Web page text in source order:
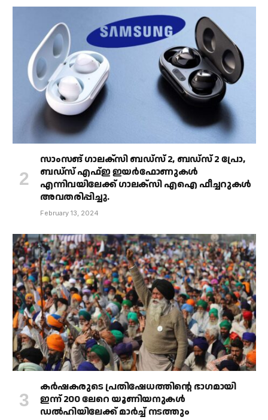
സാംസങ് ഗാലക്‌സി ബഡ്‌സ് 2, ബഡ്‌സ് 2 പ്രോ,
ബഡ്‌സ് എഫ്ഇ ഇയർഫോണുകൾ
എന്നിവയിലേക്ക് ഗാലക്‌സി എഐ ഫീച്ചറുകൾ
അവതരിപ്പിച്ചു.
February 13, 2024
കർഷകരുടെ പ്രതിഷേധത്തിൻ്റെ ഭാഗമായി
ഇന്ന് 200 ലേറെ യൂണിയനുകൾ
ഡൽഹിയിലേക്ക് മാർച്ച് നടത്തും